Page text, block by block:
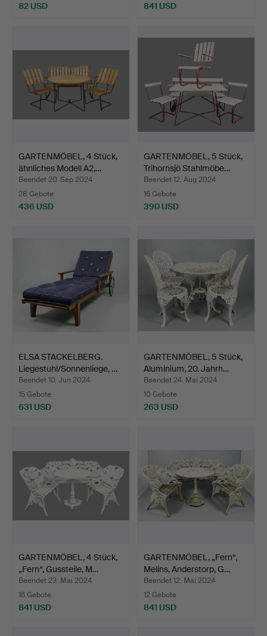
82 USD 841 USD
GARTENMÖBEL, 4 Stück,
ähnliches Modell A2,…
Beendet 20. Sep 2024
28 Gebote
436 USD
GARTENMÖBEL, 5 Stück,
Trihornsjö Stahlmöbe…
Beendet 12. Aug 2024
16 Gebote
390 USD
ELSA STACKELBERG.
Liegestuhl/Sonnenliege, …
Beendet 10. Jun 2024
15 Gebote
631 USD
GARTENMÖBEL, 5 Stück,
Aluminium, 20. Jahrh…
Beendet 24. Mai 2024
10 Gebote
263 USD
GARTENMÖBEL, 4 Stück,
„Fern“, Gussteile, M…
Beendet 23. Mai 2024
16 Gebote
841 USD
GARTENMÖBEL, „Fern“,
Melins, Anderstorp, G…
Beendet 12. Mai 2024
12 Gebote
841 USD